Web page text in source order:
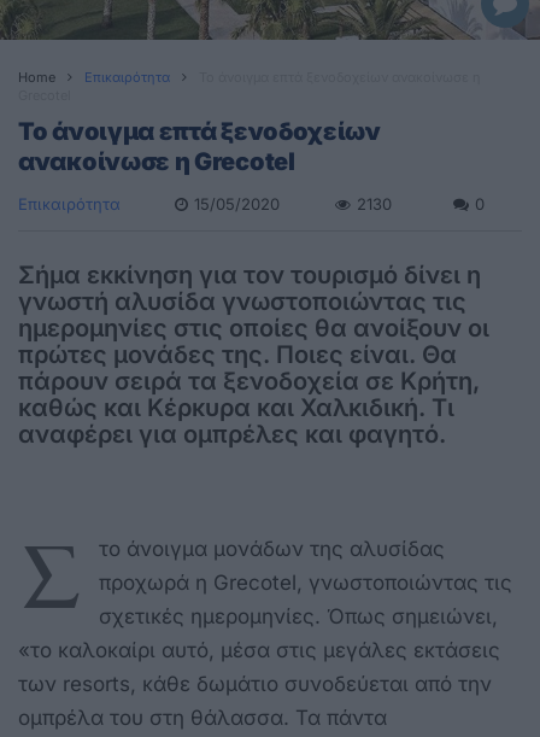
Home Επικαιρότητα
Το άνοιγμα επτά ξενοδοχείων
ανακοίνωσε η Grecotel
Επικαιρότητα 15/05/2020 2130 0
Σήμα εκκίνηση για τον τουρισμό δίνει η
γνωστή αλυσίδα γνωστοποιώντας τις
ημερομηνίες στις οποίες θα ανοίξουν οι
πρώτες μονάδες της. Ποιες είναι. Θα
πάρουν σειρά τα ξενοδοχεία σε Κρήτη,
καθώς και Κέρκυρα και Χαλκιδική. Τι
αναφέρει για ομπρέλες και φαγητό.
Σ
το άνοιγμα μονάδων της αλυσίδας
προχωρά η Grecotel, γνωστοποιώντας τις
σχετικές ημερομηνίες. Όπως σημειώνει,
«το καλοκαίρι αυτό, μέσα στις μεγάλες εκτάσεις
των resorts, κάθε δωμάτιο συνοδεύεται από την
ομπρέλα του στη θάλασσα. Τα πάντα